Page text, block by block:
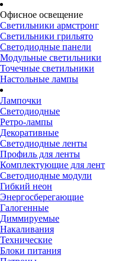
Офисное освещение
Светильники армстронг
Светильники грильято
Светодиодные панели
Модульные светильники
Точечные светильники
Настольные лампы
Лампочки
Светодиодные
Ретро-лампы
Декоративные
Светодиодные ленты
Профиль для ленты
Комплектующие для лент
Светодиодные модули
Гибкий неон
Энергосберегающие
Галогенные
Диммируемые
Накаливания
Технические
Блоки питания